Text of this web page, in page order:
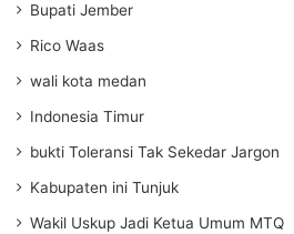
Bupati Jember
Rico Waas
wali kota medan
Indonesia Timur
bukti Toleransi Tak Sekedar Jargon
Kabupaten ini Tunjuk
Wakil Uskup Jadi Ketua Umum MTQ